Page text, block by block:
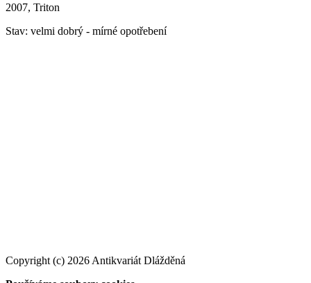
2007, Triton
Stav: velmi dobrý - mírné opotřebení
Copyright (c) 2026 Antikvariát Dlážděná